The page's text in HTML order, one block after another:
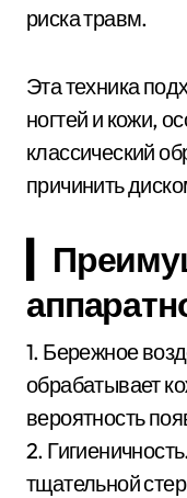
риска травм.
Эта техника
ногтей и кожи,
классический
причинить
1. Бережное
обрабатывает
вероятность
2.
тщательной